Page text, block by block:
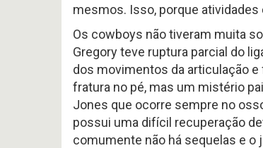
OFFSEASON
2026
Questões
Free
Agents
2026
Avaliação
da
mesmos. Isso, porque
Os cowboys não tiveram muita
Gregory teve ruptura parcial do
dos movimentos da articulação
fratura no pé, mas um mistério
Jones que ocorre sempre no
possui uma difícil recuperação
comumente não há sequelas e